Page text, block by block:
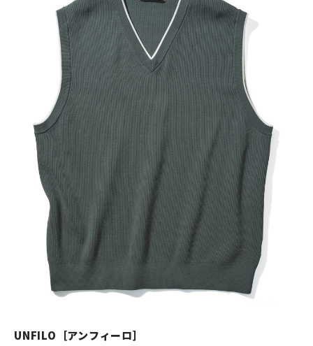
UNFILO［アンフィーロ］